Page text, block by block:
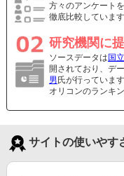
方々のアンケート
徹底比較していま
研究機関に
ソースデータは 国
開されており、デ
男 氏が行っています
オリコンのランキ
サイトの使いやす